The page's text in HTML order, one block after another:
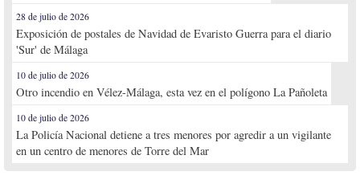
28 de julio de 2026
Exposición de postales de Navidad de Evaristo Guerra para el diario
'Sur' de Málaga
10 de julio de 2026
Otro incendio en Vélez-Málaga, esta vez en el polígono La Pañoleta
10 de julio de 2026
La Policía Nacional detiene a tres menores por agredir a un vigilante
en un centro de menores de Torre del Mar